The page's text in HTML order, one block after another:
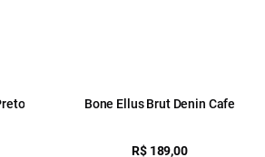
Bone Ellus Brut Denin Cafe
R$ 189,00